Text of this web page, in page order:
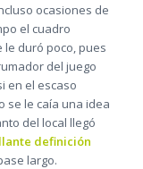
ocasiones de
el cuadro
duró poco, pues
del juego
en el escaso
se le caía una idea
del local llegó
definición
largo.